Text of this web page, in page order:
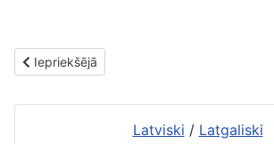
Iepriekšējais raksts: Izstādes februārī (2012)
Iepriekšējā
Latviski / Latgaliski